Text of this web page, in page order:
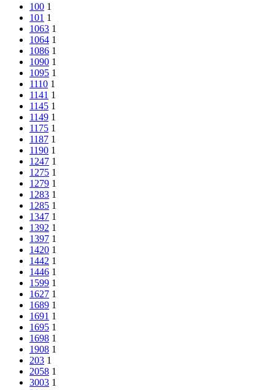
100 1
101 1
1063 1
1064 1
1086 1
1090 1
1095 1
1110 1
1141 1
1145 1
1149 1
1175 1
1187 1
1190 1
1247 1
1275 1
1279 1
1283 1
1285 1
1347 1
1392 1
1397 1
1420 1
1442 1
1446 1
1599 1
1627 1
1689 1
1691 1
1695 1
1698 1
1908 1
203 1
2058 1
3003 1